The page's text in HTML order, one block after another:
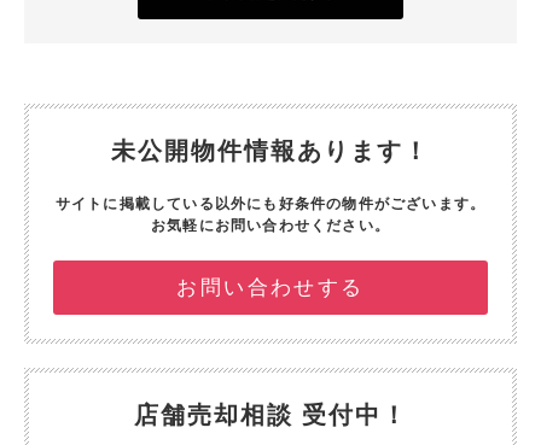
未公開物件情報あります！
サイトに掲載している以外にも好条件の物件がございます。
お気軽にお問い合わせください。
お問い合わせする
店舗売却相談 受付中！